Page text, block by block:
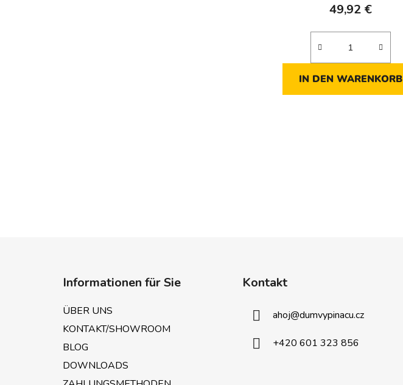
49,92 €
IN DEN WARENKORB
Informationen für Sie
ÜBER UNS
KONTAKT/SHOWROOM
BLOG
DOWNLOADS
Kontakt
ahoj@dumvypinacu.cz
+420 601 323 856